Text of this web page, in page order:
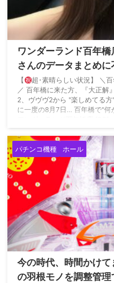
ワンダーランド百年
さんのデータまとめ
店百年橋ほぼ毎回抜
ならマイホに来ない
【 超･素晴らしい状況】 ＼
／ 百年橋に来た方、『大正解
2、ヴヴヴ2から "楽しめてる
に一度の8月7日… 百年橋で"何
パチンコ機種 ホール
今の時代、時間かけ
の羽根モノを調整管理